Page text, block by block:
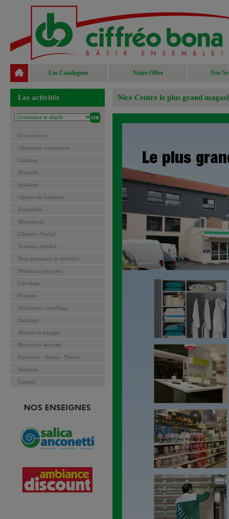
Les Catalogues Notre Offre Nos
Les activités
Gros oeuvre
Charpente couverture
Cloisons
Plafonds
Isolation
Chimie du bâtiment
Etanchéité
Menuiserie
Clôture - Portail
Travaux publics
Bois panneaux et stratifiés
Moulures parquets
Carrelage
Peinture
Ventilation chauffage
Outillage
Mesure et traçage
Protection sécurité
Extérieur - Jardin - Piscine
Sanitaire
Cuisine
Nice Centre le plus grand